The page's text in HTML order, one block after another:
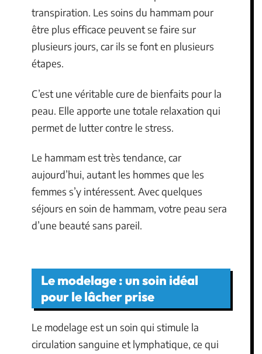
transpiration. Les soins du hammam pour
être plus efficace peuvent se faire sur
plusieurs jours, car ils se font en plusieurs
étapes.
C’est une véritable cure de bienfaits pour la
peau. Elle apporte une totale relaxation qui
permet de lutter contre le stress.
Le hammam est très tendance, car
aujourd’hui, autant les hommes que les
femmes s’y intéressent. Avec quelques
séjours en soin de hammam, votre peau sera
d’une beauté sans pareil.
Le modelage : un soin idéal
pour le lâcher prise
Le modelage est un soin qui stimule la
circulation sanguine et lymphatique, ce qui